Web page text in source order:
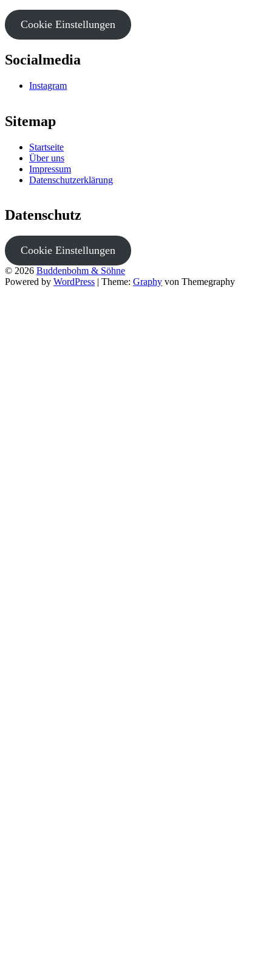
Cookie Einstellungen
Socialmedia
Instagram
Sitemap
Startseite
Über uns
Impressum
Datenschutzerklärung
Datenschutz
Cookie Einstellungen
© 2026 Buddenbohm & Söhne
Powered by WordPress | Theme: Graphy von Themegraphy